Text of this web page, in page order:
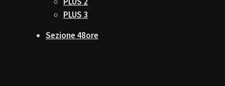
PLUS 3
Sezione 48ore